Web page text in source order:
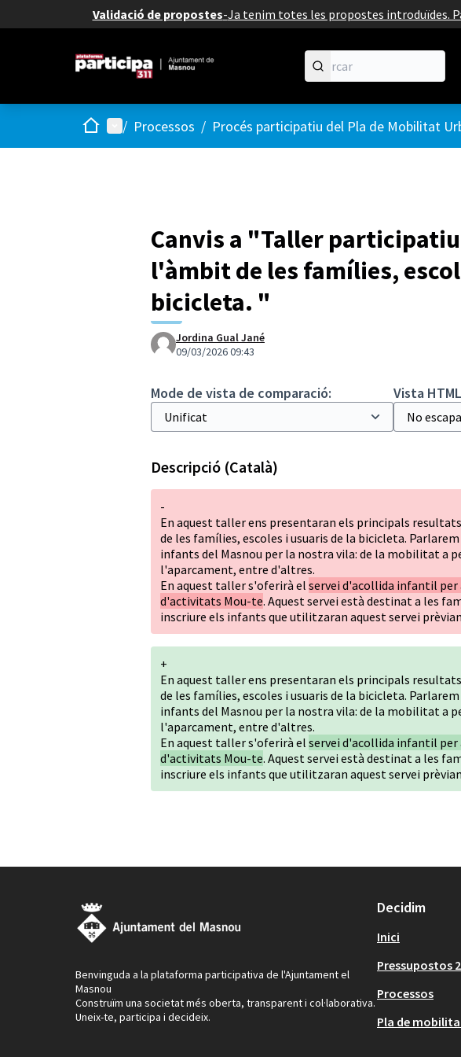
Validació de propostes-Ja tenim totes les propostes introduïdes.
Inici Menú principal
/ Processos / Procés participatiu del Pla de Mobilitat
Canvis a "Taller
l'àmbit de les famílies,
bicicleta. "
Jordina Gual Jané
09/03/2026 09:43
Mode de vista de comparació:
Vista
Descripció (Català)
-
En aquest taller ens presentaran els principals
de les famílies, escoles i usuaris de la bicicleta.
infants del Masnou per la nostra vila: de la mobilitat a
l'aparcament, entre d'altres.
En aquest taller s'oferirà el servei d'acollida infantil per
d'activitats Mou-te. Aquest servei està destinat a les
inscriure els infants que utilitzaran aquest servei
+
En aquest taller ens presentaran els principals
de les famílies, escoles i usuaris de la bicicleta.
infants del Masnou per la nostra vila: de la mobilitat a
l'aparcament, entre d'altres.
En aquest taller s'oferirà el servei d'acollida infantil per
d'activitats Mou-te. Aquest servei està destinat a les
inscriure els infants que utilitzaran aquest servei
Benvinguda a la plataforma participativa de l'Ajuntament el
Masnou
Construïm una societat més oberta, transparent i col·laborativa.
Uneix-te, participa i decideix.
Decidim
Inici
Pressupostos
Processos
Pla de